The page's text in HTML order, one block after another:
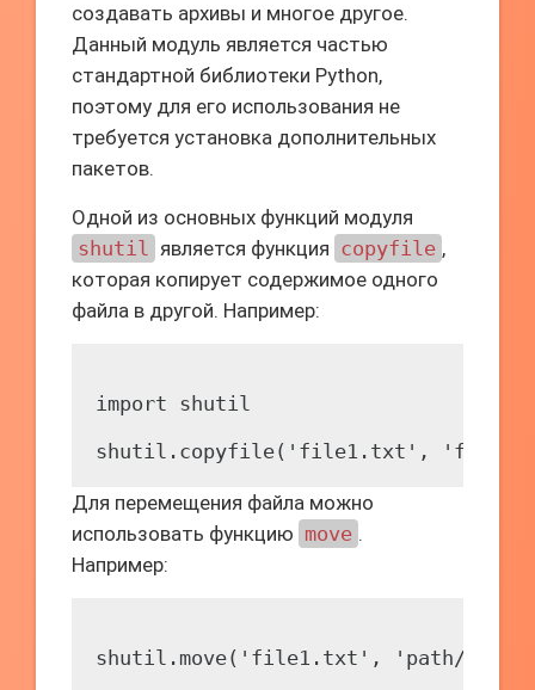
создавать архивы и многое другое.
Данный модуль является частью
стандартной библиотеки Python,
поэтому для его использования не
требуется установка дополнительных
пакетов.
Одной из основных функций модуля
shutil является функция copyfile ,
которая копирует содержимое одного
файла в другой. Например:
import shutil
Для перемещения файла можно
использовать функцию move .
Например: